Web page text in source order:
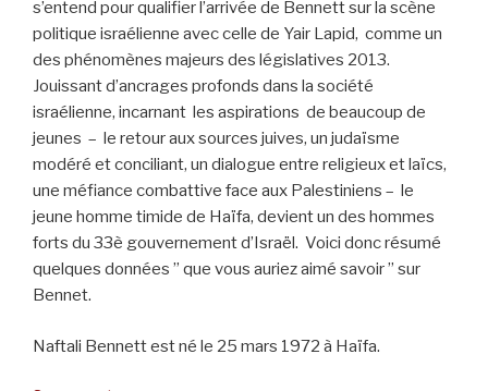
s’entend pour qualifier l’arrivée de Bennett sur la scène
politique israélienne avec celle de Yair Lapid, comme un
des phénomènes majeurs des législatives 2013.
Jouissant d’ancrages profonds dans la société
israélienne, incarnant les aspirations de beaucoup de
jeunes – le retour aux sources juives, un judaïsme
modéré et conciliant, un dialogue entre religieux et laïcs,
une méfiance combattive face aux Palestiniens – le
jeune homme timide de Haïfa, devient un des hommes
forts du 33è gouvernement d’Israël. Voici donc résumé
quelques données ” que vous auriez aimé savoir ” sur
Bennet.
Naftali Bennett est né le 25 mars 1972 à Haïfa.